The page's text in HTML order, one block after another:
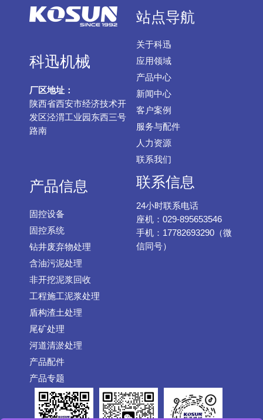
科迅机械
厂区地址：
陕西省西安市经济技术开
发区泾渭工业园东西三号
路南
站点导航
关于科迅
应用领域
产品中心
新闻中心
客户案例
服务与配件
人力资源
联系我们
产品信息
固控设备
固控系统
钻井废弃物处理
含油污泥处理
非开挖泥浆回收
工程施工泥浆处理
盾构渣土处理
尾矿处理
河道清淤处理
产品配件
产品专题
联系信息
24小时联系电话
座机：029-895653546
手机：17782693290（微
信同号）